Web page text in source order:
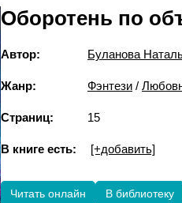
Оборотень по
Автор: Буланова
Жанр: Фэнтези /
Страниц: 15
В книге есть: [+добавить]
Читать онлайн В библиотеку